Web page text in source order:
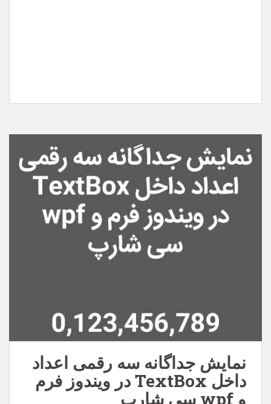
نمایش جداگانه سه رقمی اعداد
داخل TextBox در ویندوز فرم
و wpf سی شارپ